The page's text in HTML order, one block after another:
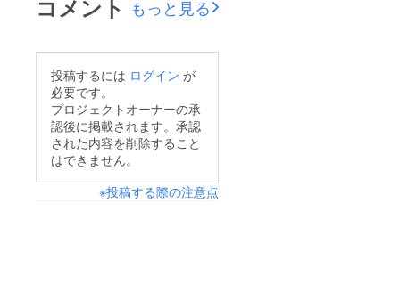
コメント もっと見る
投稿するには ログイン が
必要です。
プロジェクトオーナーの承
認後に掲載されます。承認
された内容を削除すること
はできません。
※投稿する際の注意点